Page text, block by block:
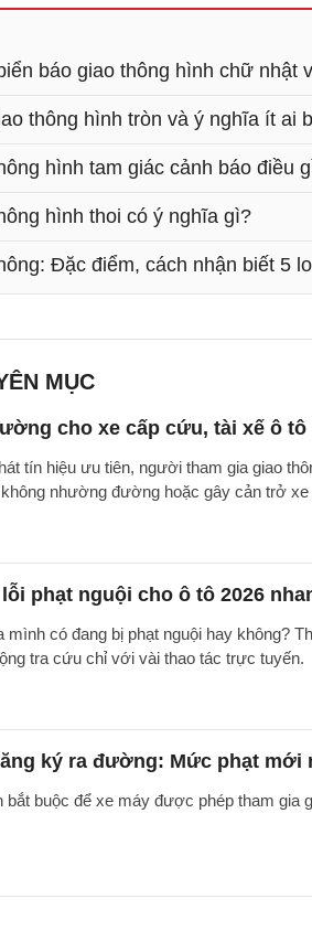
báo giao thông hình chữ nhật
thông hình tròn và ý nghĩa ít ai
hình tam giác cảnh báo điều
hình thoi có ý nghĩa gì?
Đặc điểm, cách nhận biết 5
MỤC
cho xe cấp cứu, tài xế ô tô
tín hiệu ưu tiên, người tham gia giao
nhường đường hoặc gây cản trở
phạt nguội cho ô tô 2026
mình có đang bị phạt nguội hay không?
tra cứu chỉ với vài thao tác trực tuyến.
ký ra đường: Mức phạt mới
bắt buộc để xe máy được phép tham